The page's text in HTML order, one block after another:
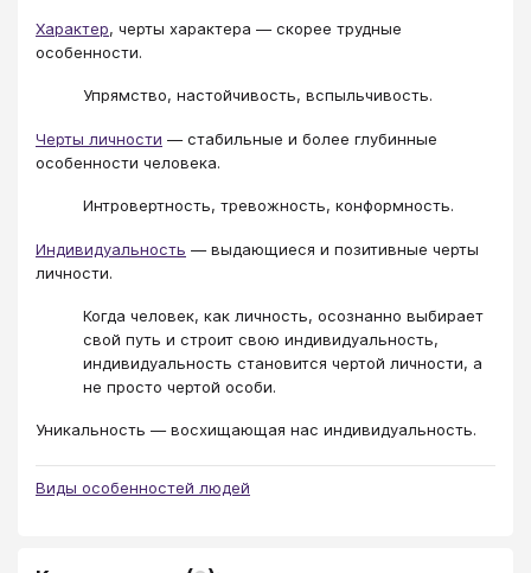
Характер, черты характера — скорее трудные
особенности.
Упрямство, настойчивость, вспыльчивость.
Черты личности — стабильные и более глубинные
особенности человека.
Интровертность, тревожность, конформность.
Индивидуальность — выдающиеся и позитивные черты
личности.
Когда человек, как личность, осознанно выбирает
свой путь и строит свою индивидуальность,
индивидуальность становится чертой личности, а
не просто чертой особи.
Уникальность — восхищающая нас индивидуальность.
Виды особенностей людей